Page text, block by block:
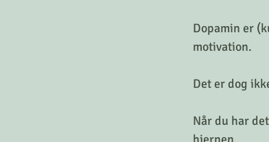
Dopamin er
motivation.
Det er dog
Når du har